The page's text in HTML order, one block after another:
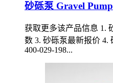
砂砾泵 Gravel Pump
获取更多该产品信息 1.
数 3. 砂砾泵最新报价 4.
400-029-198...